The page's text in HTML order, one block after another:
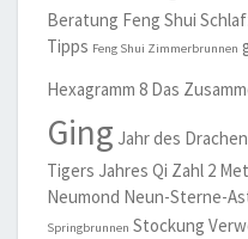
Beratung Feng Shui
Tipps Feng Shui Zimmerbrunnen
Hexagramm 8 Das
Ging Jahr des Drachen
Tigers Jahres Qi Zahl 2
Neumond Neun-Sterne-
Springbrunnen Stockung